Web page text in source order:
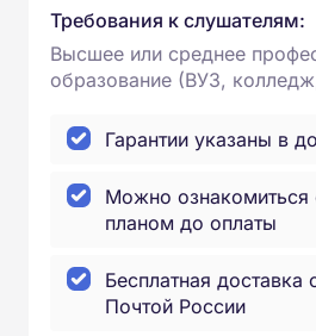
Требования к слушателям:
Высшее или среднее
образование (ВУЗ,
Гарантии указаны в
Можно ознакомиться
планом до оплаты
Бесплатная доставка
Почтой России